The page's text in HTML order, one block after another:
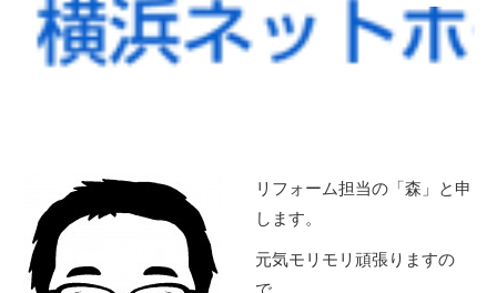
リフォーム担当の「森」と申
します。
元気モリモリ頑張りますの
で、